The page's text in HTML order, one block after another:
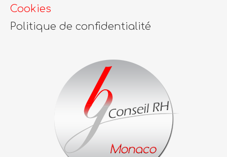
Cookies
Politique de confidentialité